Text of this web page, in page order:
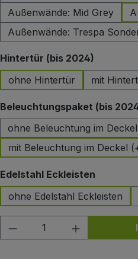
Außenwände: Mid Grey
Außenwände: Trespa
Hintertür (bis 2024)
ohne Hintertür
mit
Beleuchtungspaket (bis
ohne Beleuchtung im Deckel
mit Beleuchtung im Deckel
Edelstahl Eckleisten
ohne Edelstahl Eckleisten
Produkt Anzahl: Gib